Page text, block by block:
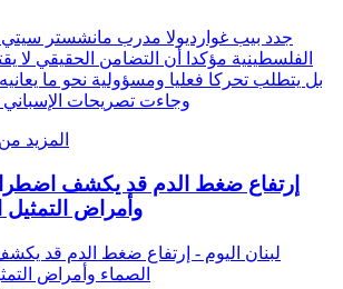
جدد بيب غوارديولا مدرب مانشستر سيتي
الفلسطينية مؤكدا أن التضامن الحقيقي لا
بل يتطلب تحركا فعليا ومسؤولية نحو ما
وجاءت تصريحات الإسباني
المزيد
إرتفاع ضغط الدم قد يكشف
وأمراض